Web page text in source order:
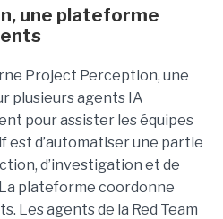
une plateforme
Project Perception, une
plusieurs agents IA
pour assister les équipes
est d’automatiser une partie
d’investigation et de
plateforme coordonne
Les agents de la Red Team